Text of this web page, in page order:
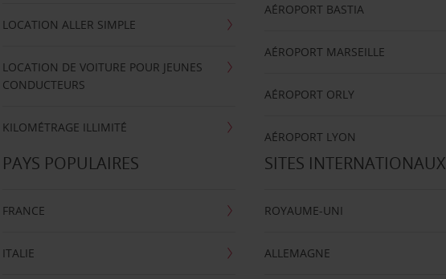
LOCATION ALLER SIMPLE
LOCATION DE VOITURE POUR JEUNES
CONDUCTEURS
KILOMÉTRAGE ILLIMITÉ
AÉROPORT BASTIA
AÉROPORT MARSEILLE
AÉROPORT ORLY
AÉROPORT LYON
PAYS POPULAIRES
FRANCE
ITALIE
SITES INTERNATIONAUX
ROYAUME-UNI
ALLEMAGNE